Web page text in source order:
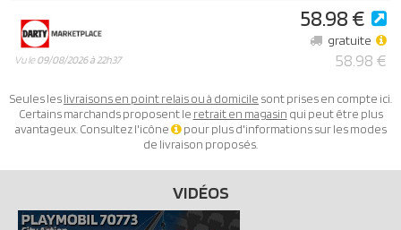
Vu le09/08/2026 à 22h37
58.98 €
58.98 €
gratuite
Seules leslivraisons en point relais ou à domicile sont prises en compte ici.
Certains marchands proposent le retrait en magasin qui peut être plus
avantageux. Consultez l'icône
pour plus d'informations sur les modes
de livraison proposés.
VIDÉOS